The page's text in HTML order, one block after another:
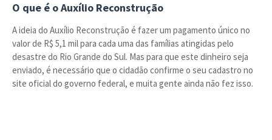
O que é o Auxílio Reconstrução
A ideia do Auxílio Reconstrução é fazer um pagamento único no
valor de R$ 5,1 mil para cada uma das famílias atingidas pelo
desastre do Rio Grande do Sul. Mas para que este dinheiro seja
enviado, é necessário que o cidadão confirme o seu cadastro no
site oficial do governo federal, e muita gente ainda não fez isso.